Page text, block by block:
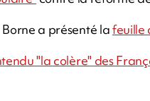
a présenté lafeuille
"la colère" des